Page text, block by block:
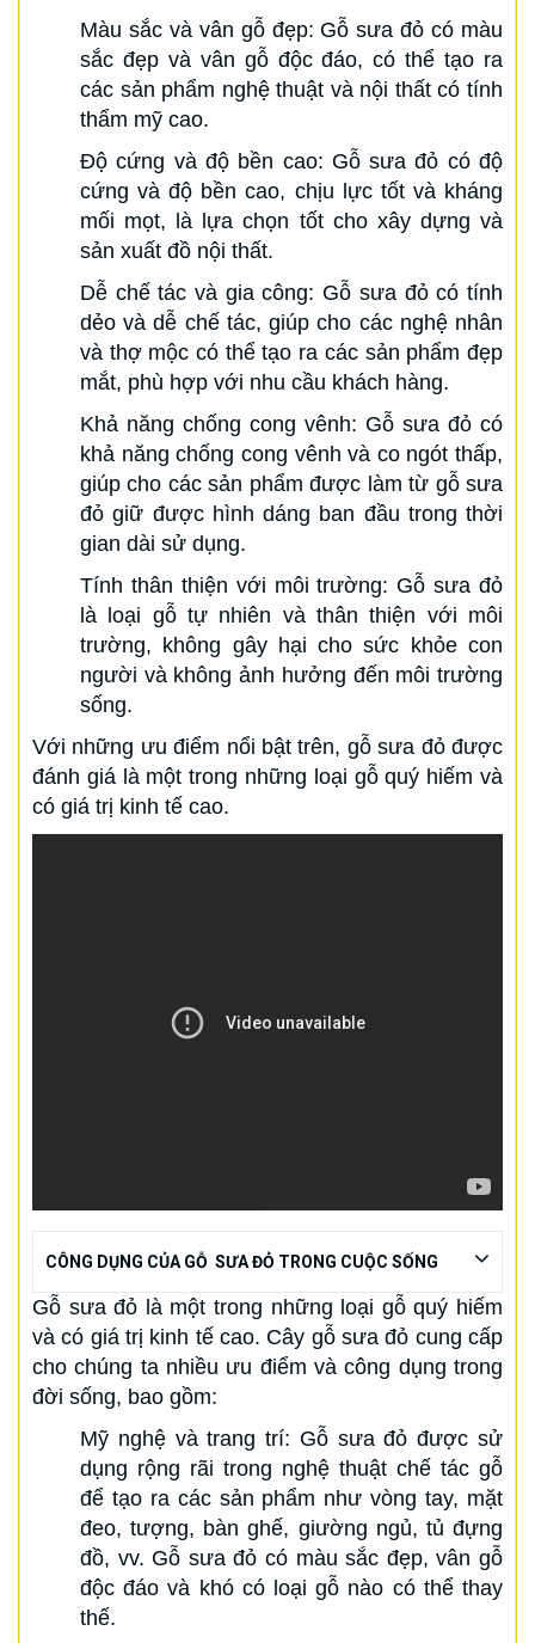
Màu sắc và vân gỗ đẹp: Gỗ sưa đỏ có màu
sắc đẹp và vân gỗ độc đáo, có thể tạo ra
các sản phẩm nghệ thuật và nội thất có tính
thẩm mỹ cao.
Độ cứng và độ bền cao: Gỗ sưa đỏ có độ
cứng và độ bền cao, chịu lực tốt và kháng
mối mọt, là lựa chọn tốt cho xây dựng và
sản xuất đồ nội thất.
Dễ chế tác và gia công: Gỗ sưa đỏ có tính
dẻo và dễ chế tác, giúp cho các nghệ nhân
và thợ mộc có thể tạo ra các sản phẩm đẹp
mắt, phù hợp với nhu cầu khách hàng.
Khả năng chống cong vênh: Gỗ sưa đỏ có
khả năng chống cong vênh và co ngót thấp,
giúp cho các sản phẩm được làm từ gỗ sưa
đỏ giữ được hình dáng ban đầu trong thời
gian dài sử dụng.
Tính thân thiện với môi trường: Gỗ sưa đỏ
là loại gỗ tự nhiên và thân thiện với môi
trường, không gây hại cho sức khỏe con
người và không ảnh hưởng đến môi trường
sống.
Với những ưu điểm nổi bật trên, gỗ sưa đỏ được
đánh giá là một trong những loại gỗ quý hiếm và
có giá trị kinh tế cao.
CÔNG DỤNG CỦA GỖ SƯA ĐỎ TRONG CUỘC SỐNG
Gỗ sưa đỏ là một trong những loại gỗ quý hiếm
và có giá trị kinh tế cao. Cây gỗ sưa đỏ cung cấp
cho chúng ta nhiều ưu điểm và công dụng trong
đời sống, bao gồm:
Mỹ nghệ và trang trí: Gỗ sưa đỏ được sử
dụng rộng rãi trong nghệ thuật chế tác gỗ
để tạo ra các sản phẩm như vòng tay, mặt
đeo, tượng, bàn ghế, giường ngủ, tủ đựng
đồ, vv. Gỗ sưa đỏ có màu sắc đẹp, vân gỗ
độc đáo và khó có loại gỗ nào có thể thay
thế.